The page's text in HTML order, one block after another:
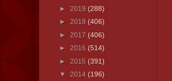
► 2019 (288)
► 2018 (406)
► 2017 (406)
► 2016 (514)
► 2015 (391)
▼ 2014 (196)